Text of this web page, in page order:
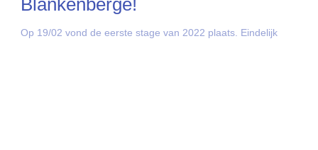
Op 19/02 vond de eerste stage van 2022 plaats. Eindelijk